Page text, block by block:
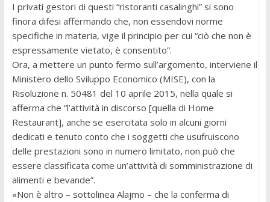
I privati gestori di questi “ristoranti casalinghi” si sono
finora difesi affermando che, non essendovi norme
specifiche in materia, vige il principio per cui “ciò che non è
espressamente vietato, è consentito”.
Ora, a mettere un punto fermo sull’argomento, interviene il
Ministero dello Sviluppo Economico (MISE), con la
Risoluzione n. 50481 del 10 aprile 2015, nella quale si
afferma che “l’attività in discorso [quella di Home
Restaurant], anche se esercitata solo in alcuni giorni
dedicati e tenuto conto che i soggetti che usufruiscono
delle prestazioni sono in numero limitato, non può che
essere classificata come un’attività di somministrazione di
alimenti e bevande”.
«Non è altro – sottolinea Alajmo – che la conferma di